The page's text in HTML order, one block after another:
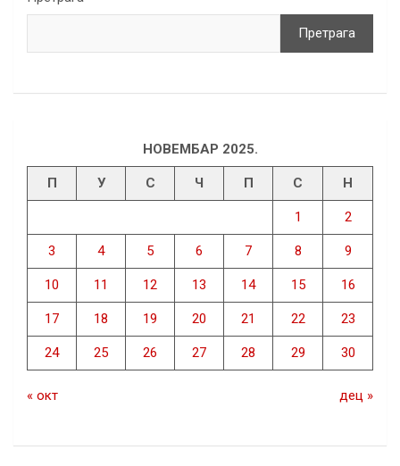
Претрага
НОВЕМБАР 2025.
П У С Ч П С Н
1 2
3 4 5 6 7 8 9
10 11 12 13 14 15 16
17 18 19 20 21 22 23
24 25 26 27 28 29 30
« окт дец »